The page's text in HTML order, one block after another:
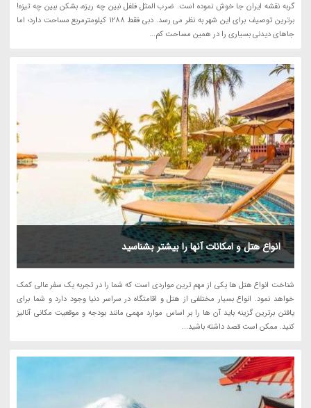
گربه نقشه ایران جا خوش نموده است. ضرب المثل فلفل نبین چه ریزه، بشکن ببین چه تیزه!
برترین توصیف برای این شهر به نظر می رسد. دبی فقط 1288 کیلومترمربع مساحت دارد؛ اما
جاهای دیدنی بسیاری را در همین مساحت کم...
انواع هتل و امکانات آنها را بیشتر بشناسید
شناخت انواع هتل ها یکی از مهم ترین مواردی است که شما را در تجربه یک سفر عالی کمک
خواهد نمود. انواع بسیار مختلفی از هتل و اقامتگاه در سراسر دنیا وجود دارد و شما برای
یافتن برترین گزینه باید آن ها را بر اساس موارد مهمی مانند بودجه و موقعیت مکانی آنالیز
کنید. ممکن است قصد داشته باشید...